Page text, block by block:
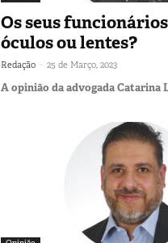
Os seus
óculos ou lentes?
Redação - 25 de Março, 2023
A opinião da advogada Catarina